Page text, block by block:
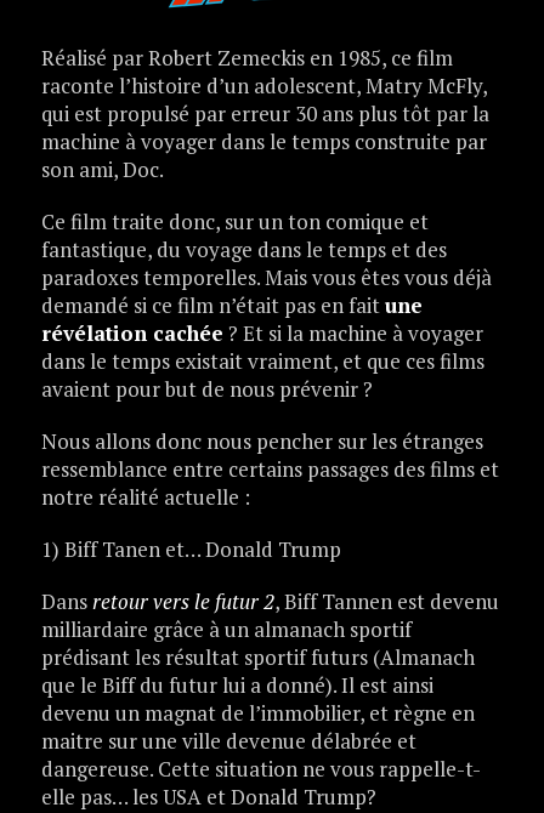
Réalisé par Robert Zemeckis en 1985, ce film
raconte l’histoire d’un adolescent, Matry McFly,
qui est propulsé par erreur 30 ans plus tôt par la
machine à voyager dans le temps construite par
son ami, Doc.
Ce film traite donc, sur un ton comique et
fantastique, du voyage dans le temps et des
paradoxes temporelles. Mais vous êtes vous déjà
demandé si ce film n’était pas en faitune
révélation cachée ? Et si la machine à voyager
dans le temps existait vraiment, et que ces films
avaient pour but de nous prévenir ?
Nous allons donc nous pencher sur les étranges
ressemblance entre certains passages des films et
notre réalité actuelle :
1) Biff Tanen et… Donald Trump
Dansretour vers le futur 2, Biff Tannen est devenu
milliardaire grâce à un almanach sportif
prédisant les résultat sportif futurs (Almanach
que le Biff du futur lui a donné). Il est ainsi
devenu un magnat de l’immobilier, et règne en
maitre sur une ville devenue délabrée et
dangereuse. Cette situation ne vous rappelle-t-
elle pas… les USA et Donald Trump?